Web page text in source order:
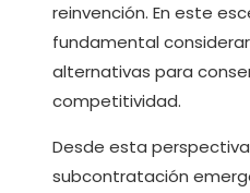
reinvención. En este
fundamental
alternativas para
competitividad.
Desde esta
subcontratación